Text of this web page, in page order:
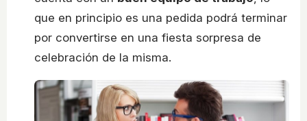
que en principio es una pedida podrá terminar
por convertirse en una fiesta sorpresa de
celebración de la misma.